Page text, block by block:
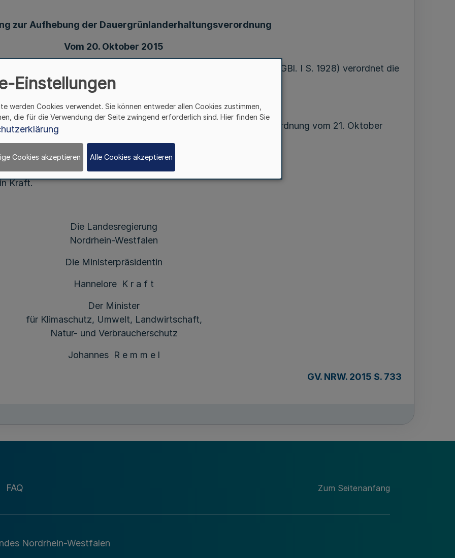
zur Aufhebung der Dauergrünlanderhaltungsverordnung
Vom 20. Oktober 2015
Verpflichtungengesetzes vom 2. Dezember 2014 (BGBl. I S. 1928) verordnet die
Artikel 1
12. Januar 2011 (
), die durch Artikel 1 der Verordnung vom 21. Oktober
wird aufgehoben.
Artikel 2
Kraft.
Die Landesregierung
Nordrhein-Westfalen
Die Ministerpräsidentin
Hannelore K r a f t
Der Minister
für Klimaschutz, Umwelt, Landwirtschaft,
Natur- und Verbraucherschutz
Johannes R e m m e l
GV. NRW. 2015 S. 733
FAQ Zum Seitenanfang
Nordrhein-Westfalen
Einstellungen
werden Cookies verwendet. Sie können entweder allen Cookies zustimmen,
die für die Verwendung der Seite zwingend erforderlich sind. Hier finden Sie
Cookies akzeptieren Alle Cookies akzeptieren